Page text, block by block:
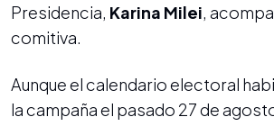
Presidencia, Karina Milei ,
comitiva.
Aunque el calendario electoral
la campaña el pasado 27 de